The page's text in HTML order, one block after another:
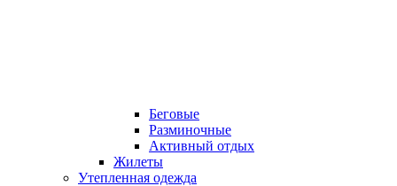
Беговые
Разминочные
Активный отдых
Жилеты
Утепленная одежда